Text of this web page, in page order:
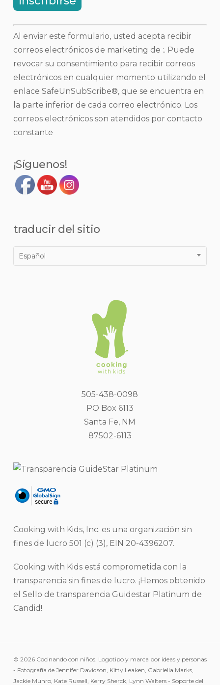
Uso
de
contacto
constante.
Por
favor,
deje
este
campo
blanco.
Al enviar este formulario, usted acepta recibir
correos electrónicos de marketing de :. Puede
revocar su consentimiento para recibir correos
electrónicos en cualquier momento utilizando el
enlace SafeUnSubScribe®, que se encuentra en
la parte inferior de cada correo electrónico. Los
correos electrónicos son atendidos por contacto
constante
¡Síguenos!
traducir del sitio
Español
505-438-0098
PO Box 6113
Santa Fe, NM
87502-6113
Cooking with Kids, Inc. es una organización sin
fines de lucro 501 (c) (3), EIN 20-4396207.
Cooking with Kids está comprometida con la
transparencia sin fines de lucro. ¡Hemos obtenido
el Sello de transparencia Guidestar Platinum de
Candid!
© 2026 Cocinando con niños. Logotipo y marca por ideas y personas
- Fotografía de Jennifer Davidson, Kitty Leaken, Gabriella Marks,
Jackie Munro, Kate Russell, Kerry Sherck, Lynn Walters - Soporte del